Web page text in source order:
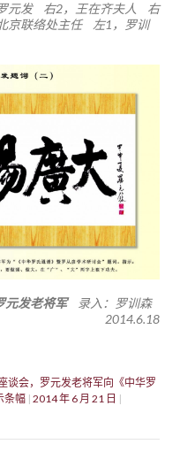
元发 右2，王在齐夫人 右
京联络处主任 左1，罗训
元发老将军录入：罗训森
2014.6.18
谈会，罗元发老将军向《中华罗
条幅 2014 年 6 月 21 日